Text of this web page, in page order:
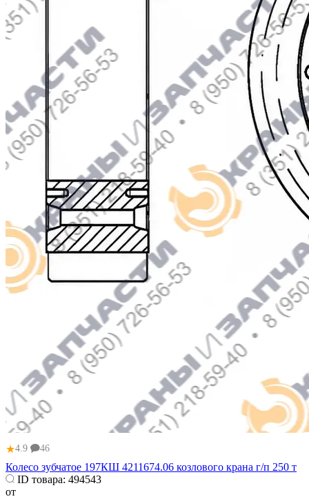
★4.9 46
Колесо зубчатое 197КШ 4211674.06 козлового крана г/п 250 т
ID товара: 494543
от